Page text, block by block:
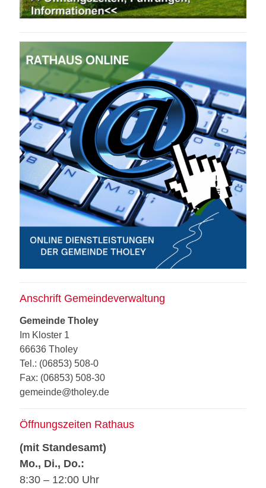
Anschrift Gemeindeverwaltung
Gemeinde Tholey
Im Kloster 1
66636 Tholey
Tel.: (06853) 508-0
Fax: (06853) 508-30
gemeinde@tholey.de
Öffnungszeiten Rathaus
(mit Standesamt)
Mo., Di., Do.:
8:30 – 12:00 Uhr